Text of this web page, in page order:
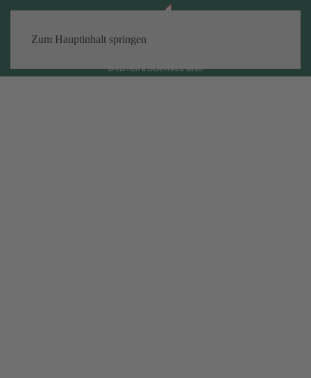
Zum Hauptinhalt springen